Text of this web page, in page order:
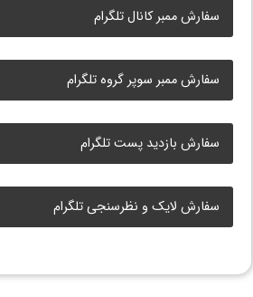
سفارش ممبر کانال تلگرام
سفارش ممبر سوپر گروه تلگرام
سفارش بازدید پست تلگرام
سفارش لایک و نظرسنجی تلگرام